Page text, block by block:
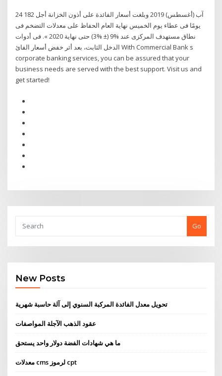
24 آب (أغسطس) 2019 وبلغت أسعار الفائدة على أذون الخزانة أجل 182
يومًا فى عطاء يوم الخميس نهاية العام الحفاظ على معدلات التضخم فى
نطاق مستهدف المركزى عند %9 (± %3) حتى نهاية 2020 ». فى أدوات
الدخل الثابت، بعد أثر خفض أسعار الفائ With Commercial Bank s
corporate banking services, you can be assured that your
business needs are served with the best support. Visit us and
get started!
Go
New Posts
تحويل معدل الفائدة المركبة السنوي إلى آلة حاسبة شهرية
عقود الذهب الآجلة المواصفات
ما هي شهادات الفضة دولار واحد يستحق
معدلات cms لرموز cpt